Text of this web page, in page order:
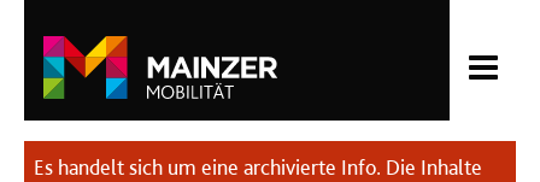
Es handelt sich um eine archivierte Info. Die Inhalte